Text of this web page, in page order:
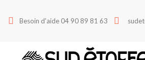
Besoin d'aide 04 90 89 81 63